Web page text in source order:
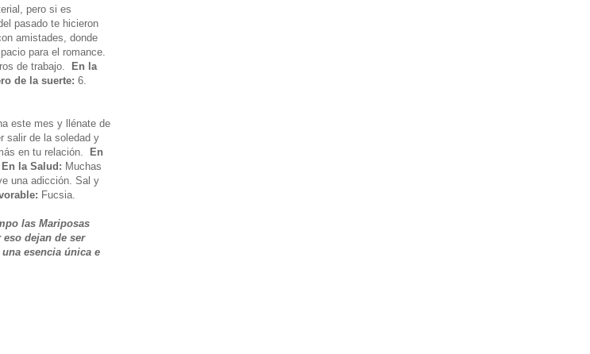
pero si es
pasado te hicieron
amistades, donde
para el romance.
de trabajo. En la
de la suerte: 6.
este mes y llénate de
salir de la soledad y
en tu relación.
En
En la Salud: Muchas
una adicción. Sal y
Fucsia.
las Mariposas
dejan de ser
esencia única e